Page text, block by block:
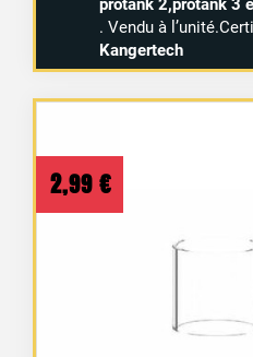
protank 2,protank 3
. Vendu à
Kangertech
2,99 €